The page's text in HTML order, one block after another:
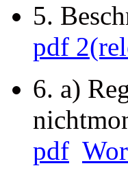
5.
pdf
6. a)
pdf